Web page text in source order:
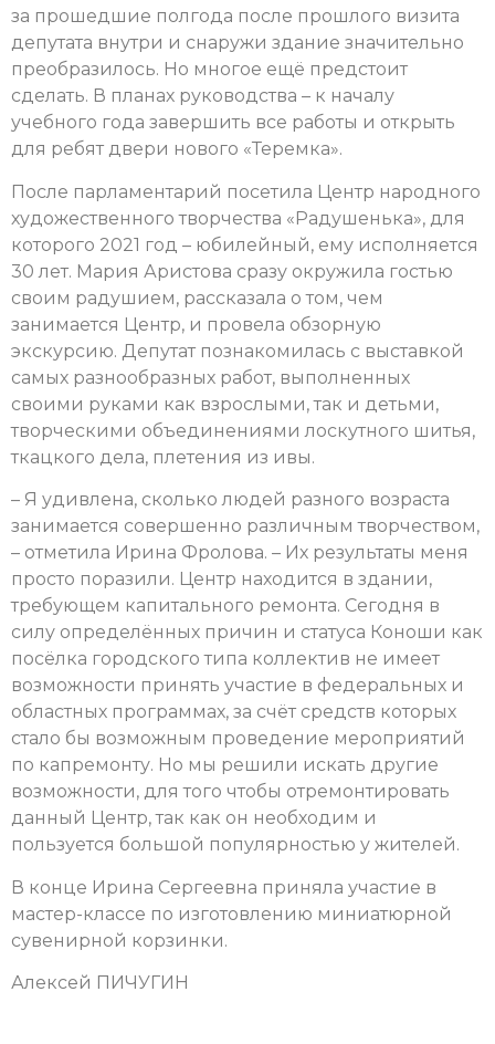
за прошедшие полгода после прошлого визита
депутата внутри и снаружи здание значительно
преобразилось. Но многое ещё предстоит
сделать. В планах руководства – к началу
учебного года завершить все работы и открыть
для ребят двери нового «Теремка».
После парламентарий посетила Центр народного
художественного творчества «Радушенька», для
которого 2021 год – юбилейный, ему исполняется
30 лет. Мария Аристова сразу окружила гостью
своим радушием, рассказала о том, чем
занимается Центр, и провела обзорную
экскурсию. Депутат познакомилась с выставкой
самых разнообразных работ, выполненных
своими руками как взрослыми, так и детьми,
творческими объединениями лоскутного шитья,
ткацкого дела, плетения из ивы.
– Я удивлена, сколько людей разного возраста
занимается совершенно различным творчеством,
– отметила Ирина Фролова. – Их результаты меня
просто поразили. Центр находится в здании,
требующем капитального ремонта. Сегодня в
силу определённых причин и статуса Коноши как
посёлка городского типа коллектив не имеет
возможности принять участие в федеральных и
областных программах, за счёт средств которых
стало бы возможным проведение мероприятий
по капремонту. Но мы решили искать другие
возможности, для того чтобы отремонтировать
данный Центр, так как он необходим и
пользуется большой популярностью у жителей.
В конце Ирина Сергеевна приняла участие в
мастер-классе по изготовлению миниатюрной
сувенирной корзинки.
Алексей ПИЧУГИН